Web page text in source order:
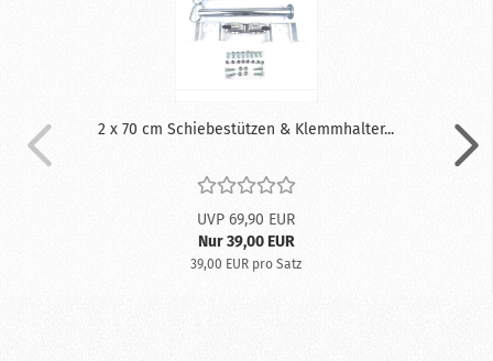
2 x 70 cm Schiebestützen & Klemmhalter...
UVP 69,90 EUR
Nur 39,00 EUR
39,00 EUR pro Satz